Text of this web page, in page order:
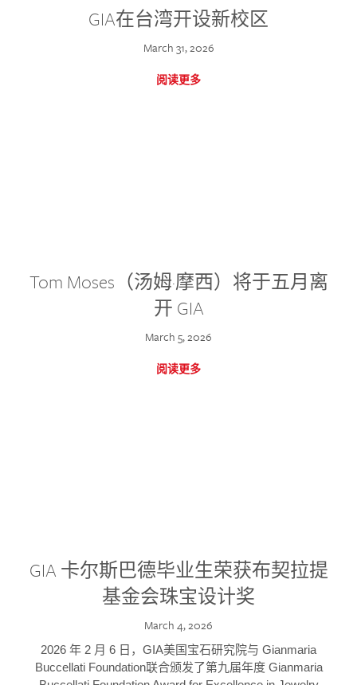
GIA在台湾开设新校区
March 31, 2026
阅读更多
Tom Moses（汤姆·摩西）将于五月离
开 GIA
March 5, 2026
阅读更多
GIA 卡尔斯巴德毕业生荣获布契拉提
基金会珠宝设计奖
March 4, 2026
2026 年 2 月 6 日，GIA美国宝石研究院与 Gianmaria
Buccellati Foundation联合颁发了第九届年度 Gianmaria